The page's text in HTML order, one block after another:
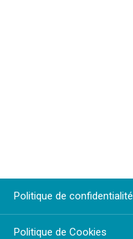
Politique de confidentialité
Politique de Cookies